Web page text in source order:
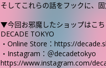
そしてこれらの話をフックに、
▼今回お邪魔したショップはこ
DECADE TOKYO
・Online Store：https://
・Instagram：＠decadetokyo
https://www.instagram.com/